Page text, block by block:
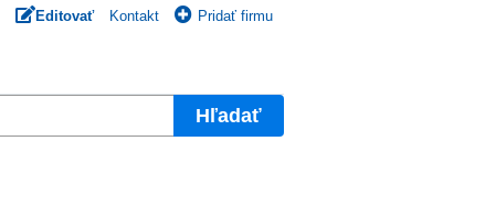
Editovať Kontakt Pridať firmu
Hľadať